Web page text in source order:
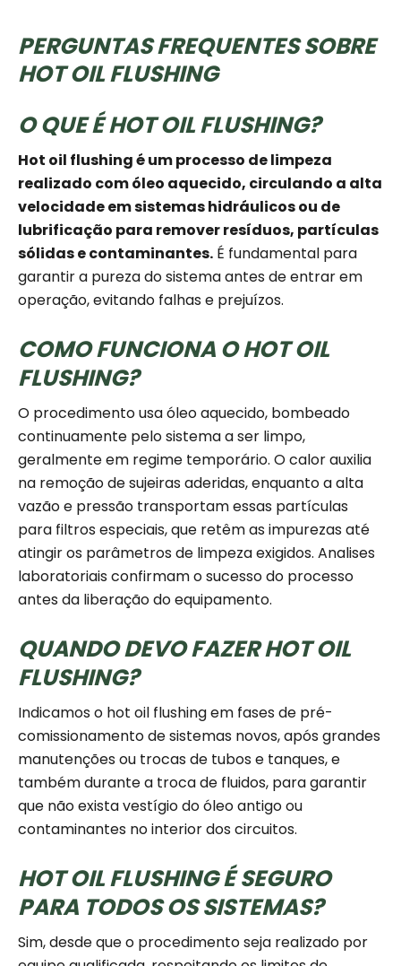
PERGUNTAS FREQUENTES SOBRE
HOT OIL FLUSHING
O QUE É HOT OIL FLUSHING?
Hot oil flushing é um processo de limpeza
realizado com óleo aquecido, circulando a alta
velocidade em sistemas hidráulicos ou de
lubrificação para remover resíduos, partículas
sólidas e contaminantes. É fundamental para
garantir a pureza do sistema antes de entrar em
operação, evitando falhas e prejuízos.
COMO FUNCIONA O HOT OIL
FLUSHING?
O procedimento usa óleo aquecido, bombeado
continuamente pelo sistema a ser limpo,
geralmente em regime temporário. O calor auxilia
na remoção de sujeiras aderidas, enquanto a alta
vazão e pressão transportam essas partículas
para filtros especiais, que retêm as impurezas até
atingir os parâmetros de limpeza exigidos. Analises
laboratoriais confirmam o sucesso do processo
antes da liberação do equipamento.
QUANDO DEVO FAZER HOT OIL
FLUSHING?
Indicamos o hot oil flushing em fases de pré-
comissionamento de sistemas novos, após grandes
manutenções ou trocas de tubos e tanques, e
também durante a troca de fluidos, para garantir
que não exista vestígio do óleo antigo ou
contaminantes no interior dos circuitos.
HOT OIL FLUSHING É SEGURO
PARA TODOS OS SISTEMAS?
Sim, desde que o procedimento seja realizado por